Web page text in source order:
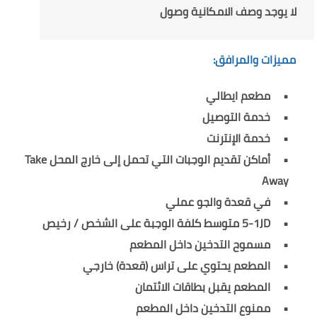
لا يوجد وصف الامكانية وصول
مميزات والمرافق:
مطعم ايطالي
خدمة التوصيل
خدمة الإنترنت
أماكن تقديم الوجبات التي تحمل إلى خارج المحل Take
Away
في قعدة والجو عملي
5-1JD متوسط كلفة الوجبة على الشخص / رخيص
مسموح التدخين داخل المطعم
المطعم يحتوي على تراس (قعدة) خارجي
المطعم يقبل بطاقات الائتمان
ممنوع التدخين داخل المطعم